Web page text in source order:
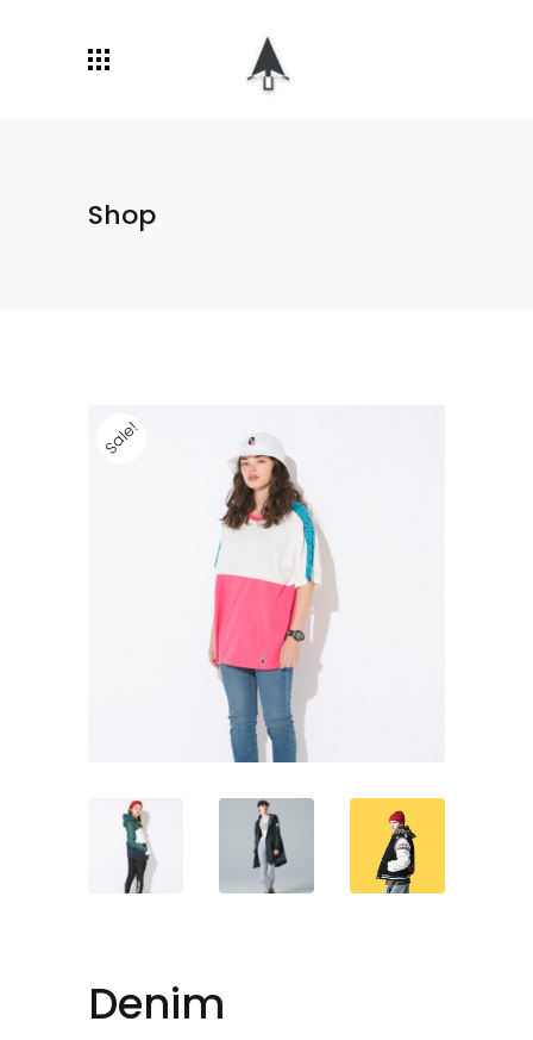
Shop
Sale!
Denim